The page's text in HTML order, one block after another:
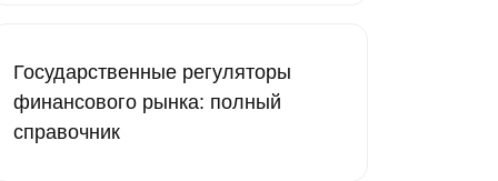
Государственные регуляторы
финансового рынка: полный
справочник